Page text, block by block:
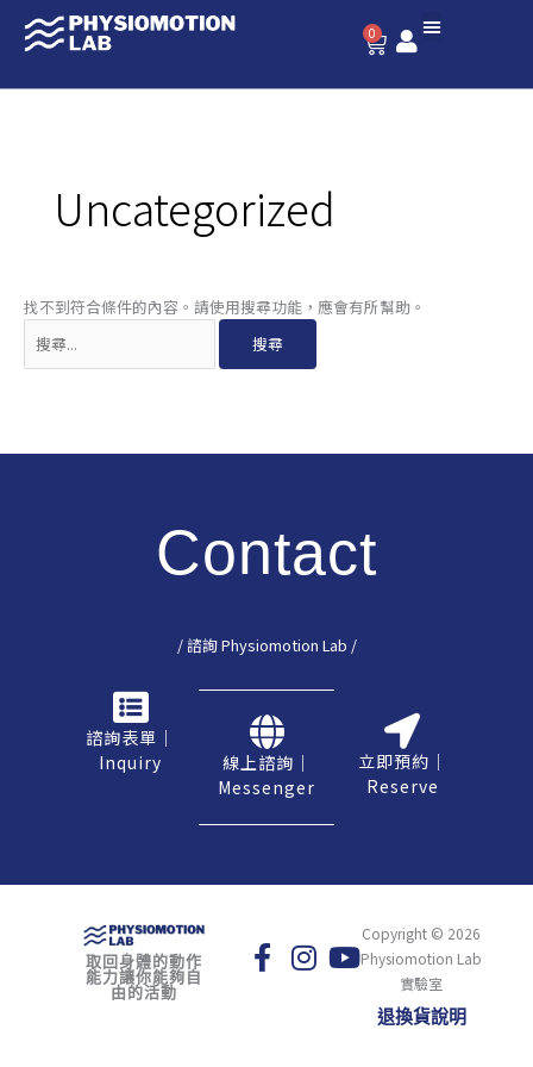
要
0
購
物
籃
Uncategorized
找不到符合條件的內容。請使用搜尋功能，應會有所幫助。
尋
鍵
Contact
/ 諮詢 Physiomotion Lab /
諮詢表單｜
Inquiry
線上諮詢｜
Messenger
立即預約｜
Reserve
取回身體的動作
能力讓你能夠自
由的活動
Copyright © 2026
Physiomotion Lab
實驗室
退換貨說明